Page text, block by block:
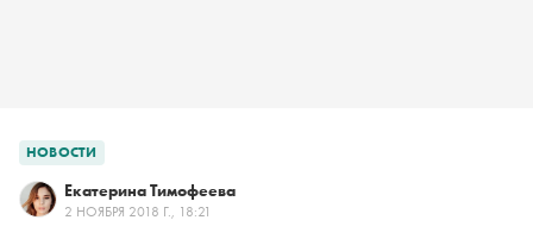
НОВОСТИ
Екатерина Тимофеева
2 НОЯБРЯ 2018 Г., 18:21